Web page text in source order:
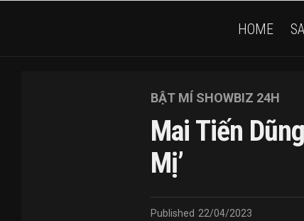
HOME
BẬT MÍ SHOWBIZ 24H
Mai Tiến
Mị’
Published 22/04/2023